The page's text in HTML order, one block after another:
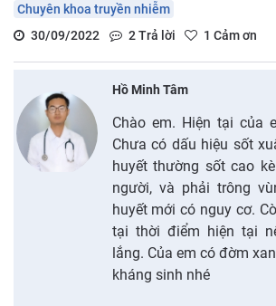
Chuyên khoa truyền nhiễm
30/09/2022
2Trả lời 1 Cảm ơn
Hồ Minh Tâm
Chào em. Hiện tại của
Chưa có dấu hiệu sốt
huyết thường sốt cao
người, và phải trông
huyết mới có nguy cơ.
tại thời điểm hiện tại
lắng. Của em có đờm
kháng sinh nhé